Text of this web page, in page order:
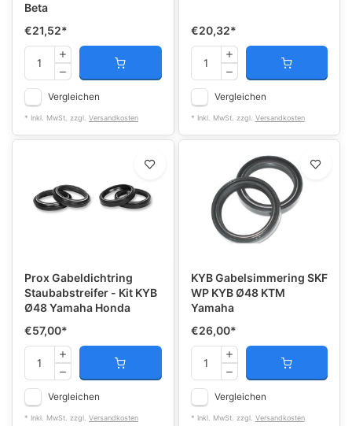
Beta
€21,52*
Vergleichen
* Inkl. MwSt. zzgl. Versandkosten
€20,32*
Vergleichen
* Inkl. MwSt. zzgl. Versandkosten
Prox Gabeldichtring
Staubabstreifer - Kit KYB
Ø48 Yamaha Honda
€57,00*
Vergleichen
* Inkl. MwSt. zzgl. Versandkosten
KYB Gabelsimmering SKF
WP KYB Ø48 KTM
Yamaha
€26,00*
Vergleichen
* Inkl. MwSt. zzgl. Versandkosten